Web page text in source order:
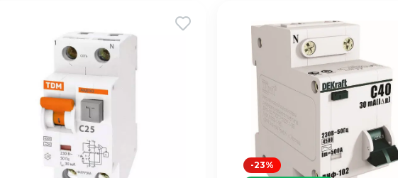
-23%